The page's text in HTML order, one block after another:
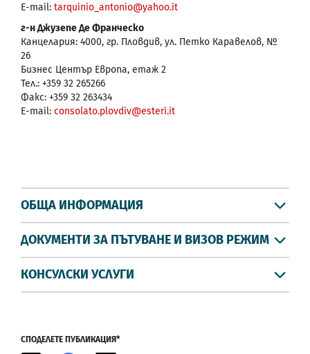
Е-mail: tarquinio_antonio@yahoo.it
г-н Джузепе Де Франческо
Канцелария: 4000, гр. Пловдив, ул. Петко Каравелов, №
26
Бизнес Център Европа, етаж 2
Тел.: +359 32 265266
Факс: +359 32 263434
E-mail: consolato.plovdiv@esteri.it
ОБЩА ИНФОРМАЦИЯ
ДОКУМЕНТИ ЗА ПЪТУВАНЕ И ВИЗОВ РЕЖИМ
КОНСУЛСКИ УСЛУГИ
СПОДЕЛЕТЕ ПУБЛИКАЦИЯ*